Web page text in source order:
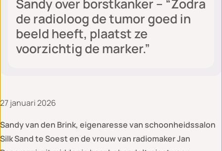
Sandy over borstkanker – “Zodra
de radioloog de tumor goed in
beeld heeft, plaatst ze
voorzichtig de marker.”
27 januari 2026
Sandy van den Brink, eigenaresse van schoonheidssalon
Silk Sand te Soest en de vrouw van radiomaker Jan